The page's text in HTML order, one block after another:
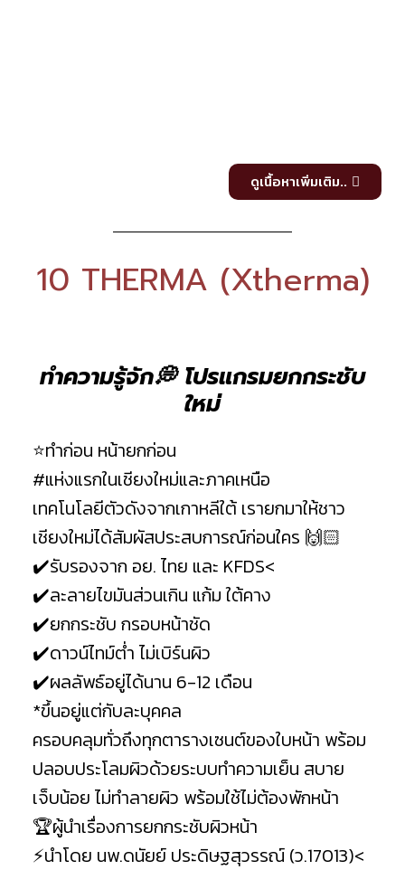
ดูเนื้อหาเพิ่มเติม..
10 THERMA (Xtherma)
ทำความรู้จัก💭 โปรแกรมยกกระชับ
ใหม่
⭐️ทำก่อน หน้ายกก่อน
#แห่งแรกในเชียงใหม่และภาคเหนือ
เทคโนโลยีตัวดังจากเกาหลีใต้ เรายกมาให้ชาว
เชียงใหม่ได้สัมผัสประสบการณ์ก่อนใคร 🙌🏻
✔️รับรองจาก อย. ไทย และ KFDS<
✔️ละลายไขมันส่วนเกิน แก้ม ใต้คาง
✔️ยกกระชับ กรอบหน้าชัด
✔️ดาวน์ไทม์ต่ำ ไม่เบิร์นผิว
✔️ผลลัพธ์อยู่ได้นาน 6-12 เดือน
*ขึ้นอยู่แต่กับละบุคคล
ครอบคลุมทั่วถึงทุกตารางเซนต์ของใบหน้า พร้อม
ปลอบประโลมผิวด้วยระบบทำความเย็น สบาย
เจ็บน้อย ไม่ทำลายผิว พร้อมใช้ไม่ต้องพักหน้า
🏆ผู้นำเรื่องการยกกระชับผิวหน้า
⚡️นำโดย นพ.ดนัยย์ ประดิษฐสุวรรณ์ (ว.17013)<